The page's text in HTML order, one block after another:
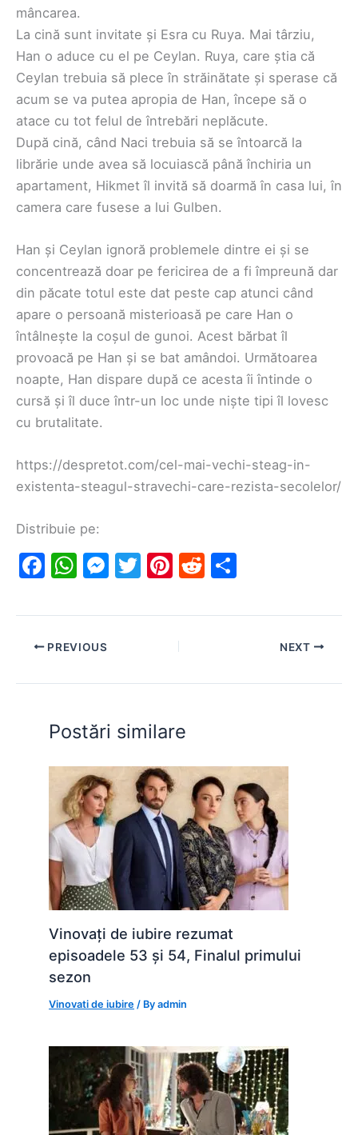
mâncarea.
La cină sunt invitate și Esra cu Ruya. Mai târziu,
Han o aduce cu el pe Ceylan. Ruya, care știa că
Ceylan trebuia să plece în străinătate și sperase că
acum se va putea apropia de Han, începe să o
atace cu tot felul de întrebări neplăcute.
După cină, când Naci trebuia să se întoarcă la
librărie unde avea să locuiască până închiria un
apartament, Hikmet îl invită să doarmă în casa lui, în
camera care fusese a lui Gulben.
Han și Ceylan ignoră problemele dintre ei și se
concentrează doar pe fericirea de a fi împreună dar
din păcate totul este dat peste cap atunci când
apare o persoană misterioasă pe care Han o
întâlnește la coșul de gunoi. Acest bărbat îl
provoacă pe Han și se bat amândoi. Următoarea
noapte, Han dispare după ce acesta îi întinde o
cursă și îl duce într-un loc unde niște tipi îl lovesc
cu brutalitate.
https://despretot.com/cel-mai-vechi-steag-in-
existenta-steagul-stravechi-care-rezista-secolelor/
Distribuie pe:
F
c
e
o
o
k
W
at
s
p
p
M
s
n
g
er
T
itt
Pi
er
e
R
d ar
PREVIOUS NEXT
Postări similare
Vinovați de iubire rezumat
episoadele 53 și 54, Finalul primului
sezon
Vinovati de iubire / Byadmin